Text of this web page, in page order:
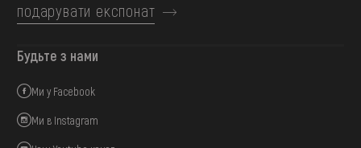
подарувати експонат
Будьте з нами
Ми у Facebook
Ми в Instagram